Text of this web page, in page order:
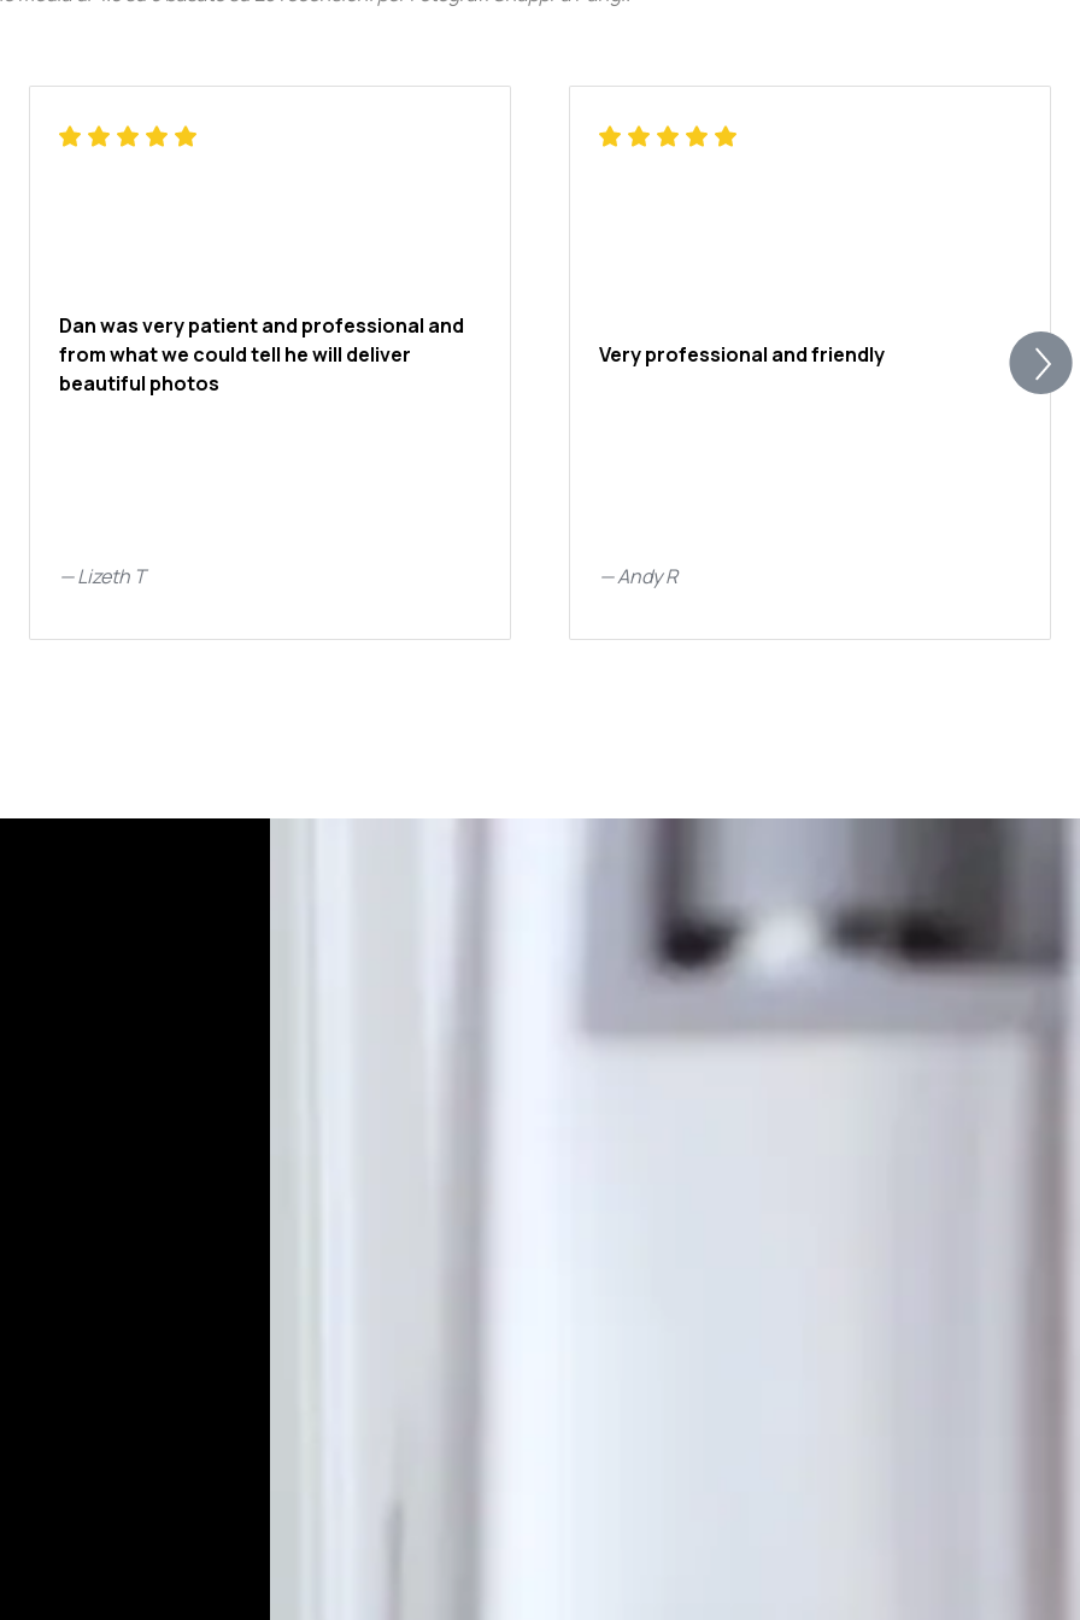
and portraits. Combining his backgrounds in
sound, including his Gaïa project, a
photographic and sonic documentary
exploring randomly selected locations around
Dan was very patient and professional and
from what we could tell he will deliver
beautiful photos
—Lizeth T
Very professional and friendly
—Andy R